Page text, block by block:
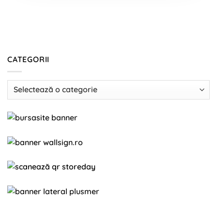
CATEGORII
Categorii